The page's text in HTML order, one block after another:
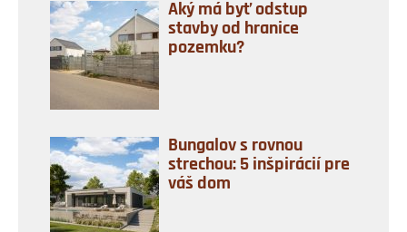
Aký má byť odstup
stavby od hranice
pozemku?
Bungalov s rovnou
strechou: 5 inšpirácií pre
váš dom